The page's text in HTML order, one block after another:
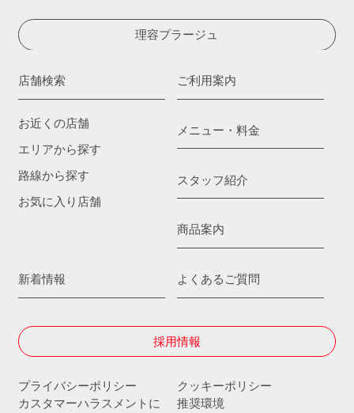
理容プラージュ
店舗検索
お近くの店舗
エリアから探す
路線から探す
お気に入り店舗
ご利用案内
メニュー・料金
スタッフ紹介
商品案内
新着情報 よくあるご質問
採用情報
プライバシーポリシー
クッキーポリシー
カスタマーハラスメントに
推奨環境